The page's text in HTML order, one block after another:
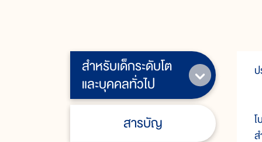
สำหรับเด็กระดับโต
และบุคคลทั่วไป
สารบัญ